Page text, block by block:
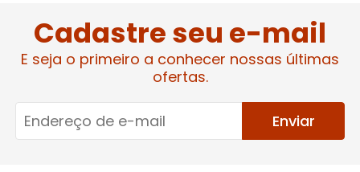
Cadastre seu e-mail
E seja o primeiro a conhecer nossas últimas
ofertas.
Enviar